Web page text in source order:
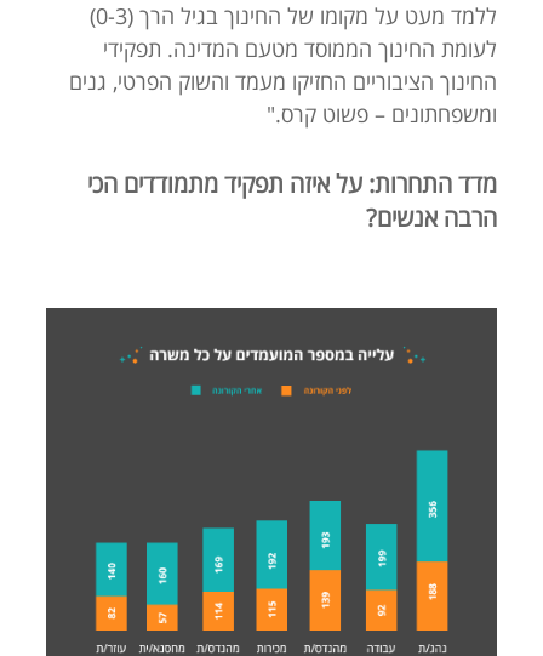
ללמד מעט על מקומו של החינוך בגיל הרך (0-3)
לעומת החינוך הממוסד מטעם המדינה. תפקידי
החינוך הציבוריים החזיקו מעמד והשוק הפרטי, גנים
ומשפחתונים – פשוט קרס."
מדד התחרות: על איזה תפקיד מתמודדים הכי
הרבה אנשים?